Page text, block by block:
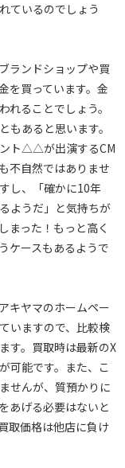
ているのでしょう
ランドショップや買
を買っています。金
ることでしょう。
もあると思います。
ト△△が出演するCM
不自然ではありませ
し、「確かに10年
ようだ」と気持ちが
まった！もっと高く
ケースもあるようで
キヤマのホームペー
いますので、比較検
す。買取時は最新のX
可能です。また、こ
せんが、質預かりに
あげる必要はないと
取価格は他店に負け